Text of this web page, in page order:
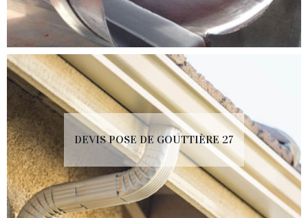
DEVIS POSE DE GOUTTIÈRE 27